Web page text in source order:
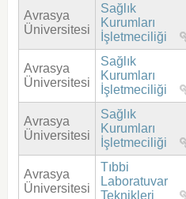
Avrasya
Üniversitesi
Sağlık
Kurumları
İşletmeciliği
Avrasya
Üniversitesi
Sağlık
Kurumları
İşletmeciliği
Avrasya
Üniversitesi
Sağlık
Kurumları
İşletmeciliği
Avrasya
Üniversitesi
Tıbbi
Laboratuvar
Teknikleri